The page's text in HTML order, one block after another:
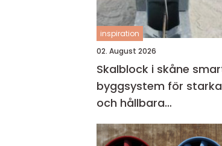
inspiration
02. August 2026
Skalblock i skåne smart
byggsystem för starka
och hållbara
konstruktioner